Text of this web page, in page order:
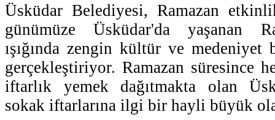
Üsküdar Belediyesi, Ramazan
günümüze Üsküdar'da yaşanan
ışığında zengin kültür ve
gerçekleştiriyor. Ramazan süresince
iftarlık yemek dağıtmakta olan
sokak iftarlarına ilgi bir hayli büyük